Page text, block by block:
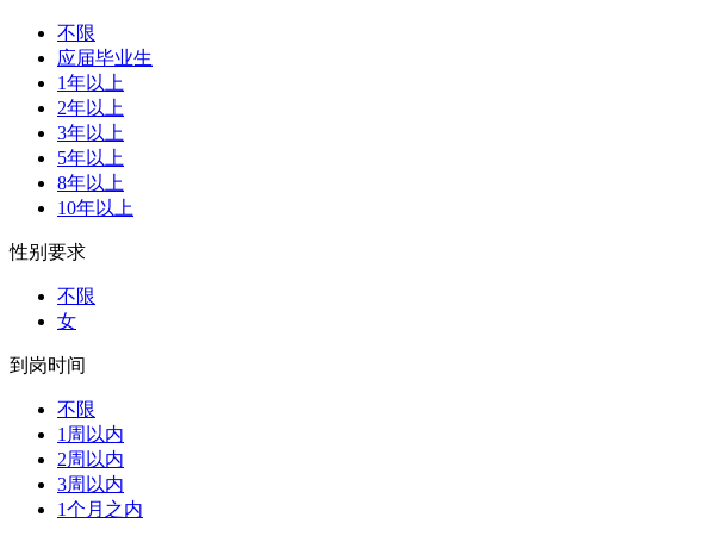
不限
应届毕业生
1年以上
2年以上
3年以上
5年以上
8年以上
10年以上
性别要求
不限
女
到岗时间
不限
1周以内
2周以内
3周以内
1个月之内